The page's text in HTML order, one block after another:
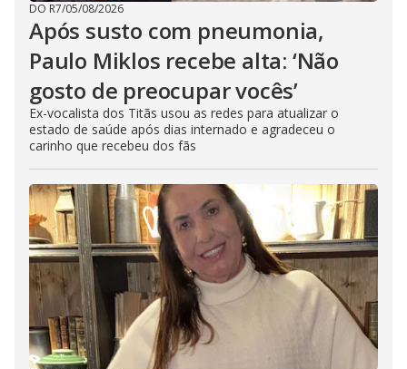
DO R7/05/08/2026
Após susto com pneumonia,
Paulo Miklos recebe alta: ‘Não
gosto de preocupar vocês’
Ex-vocalista dos Titãs usou as redes para atualizar o
estado de saúde após dias internado e agradeceu o
carinho que recebeu dos fãs